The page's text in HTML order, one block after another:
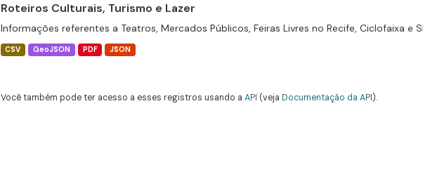
Roteiros Culturais, Turismo e Lazer
Informações referentes a Teatros, Mercados Públicos, Feiras Livres no Recife, Ciclofaixa e
CSV GeoJSON PDF JSON
Você também pode ter acesso a esses registros usando a API (veja Documentação da API).